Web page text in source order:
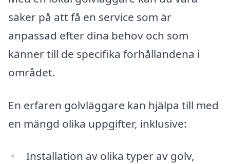
säker på att få en service som är
anpassad efter dina behov och som
känner till de specifika förhållandena i
området.
En erfaren golvläggare kan hjälpa till med
en mängd olika uppgifter, inklusive:
Installation av olika typer av golv,